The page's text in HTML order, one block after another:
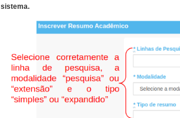
sistema.